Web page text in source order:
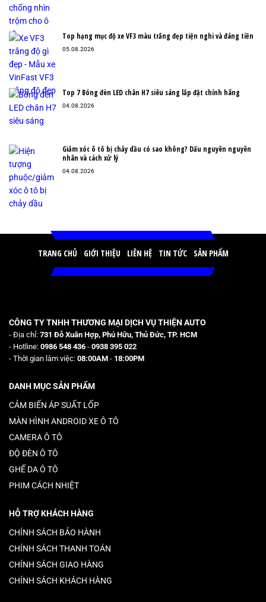
Top hạng mục độ xe VF3 màu trắng đẹp tiện nghi và đáng tiền
05.08.2026
Top 7 Bóng đèn LED chân H7 siêu sáng lắp đặt chính hãng
04.08.2026
Giảm xóc ô tô bị chảy dầu có sao không? Dấu nguyên nguyên
nhân và cách xử lý
04.08.2026
TRANG CHỦ GIỚI THIỆU LIÊN HỆ TIN TỨC SẢN PHẨM
CÔNG TY TNHH THƯƠNG MẠI DỊCH VỤ THIỆN AUTO
- Địa chỉ: 731 Đỗ Xuân Hợp, Phú Hữu, Thủ Đức, TP. HCM
- Hotline: 0986 548 436 - 0938 395 022
- Thời gian làm việc: 08:00AM - 18:00PM
DANH MỤC SẢN PHẨM
CẢM BIẾN ÁP SUẤT LỐP
MÀN HÌNH ANDROID XE Ô TÔ
CAMERA Ô TÔ
ĐỘ ĐÈN Ô TÔ
GHẾ DA Ô TÔ
PHIM CÁCH NHIỆT
HỖ TRỢ KHÁCH HÀNG
CHÍNH SÁCH BẢO HÀNH
CHÍNH SÁCH THANH TOÁN
CHÍNH SÁCH GIAO HÀNG
CHÍNH SÁCH KHÁCH HÀNG